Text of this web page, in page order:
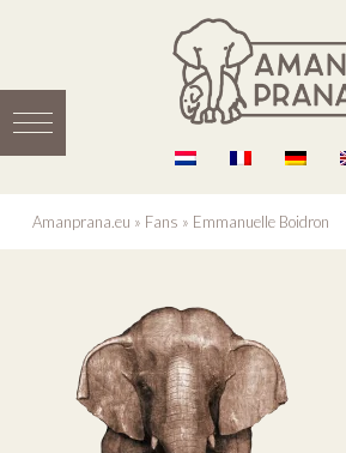
Amanprana.eu » Fans » Emmanuelle Boidron